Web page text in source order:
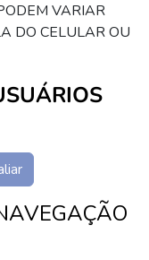
VARIAR
DO CELULAR OU